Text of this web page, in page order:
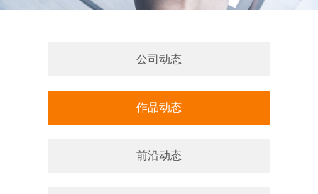
公司动态
作品动态
前沿动态